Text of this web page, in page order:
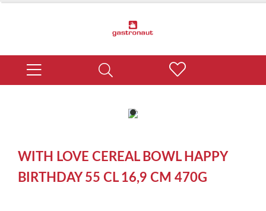
item
of
1
WITH LOVE CEREAL BOWL HAPPY
BIRTHDAY 55 CL 16,9 CM 470G